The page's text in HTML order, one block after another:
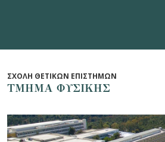
ΣΧΟΛΗ ΘΕΤΙΚΩΝ ΕΠΙΣΤΗΜΩΝ
ΤΜΗΜΑ ΦΥΣΙΚΗΣ